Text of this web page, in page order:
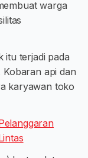
warga
itu terjadi pada
Kobaran api dan
karyawan toko